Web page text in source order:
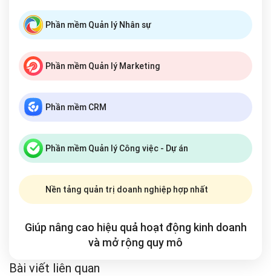
Phần mềm Quản lý Nhân sự
Phần mềm Quản lý Marketing
Phần mềm CRM
Phần mềm Quản lý Công việc - Dự án
Nền tảng quản trị doanh nghiệp hợp nhất
Giúp nâng cao hiệu quả hoạt động kinh doanh
và mở rộng quy mô
Bài viết liên quan